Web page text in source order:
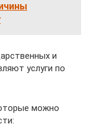
и
услуги по
можно